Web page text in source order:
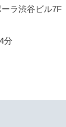
ラ渋谷ビル7F
分